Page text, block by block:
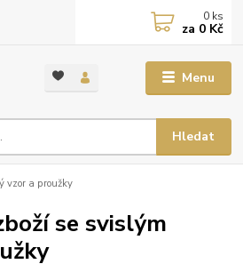
Menu
Hledat
0 ks
za 0 Kč
vzor a proužky
se svislým